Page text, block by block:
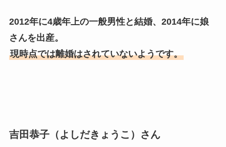
2012年に4歳年上の一般男性と結婚、2014年に娘
さんを出産。
現時点では離婚はされていないようです。
吉田恭子（よしだきょうこ）さん